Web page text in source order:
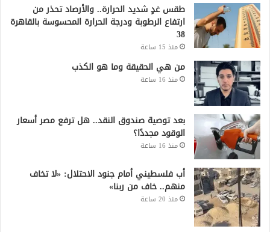
طقس غدٍ شديد الحرارة.. والأرصاد تحذر من
ارتفاع الرطوبة ودرجة الحرارة المحسوسة بالقاهرة
38
منذ 15 ساعة
من هي الحقيقة وما هو الكذب
منذ 16 ساعة
بعد توصية صندوق النقد.. هل ترفع مصر أسعار
الوقود مجددًا؟
منذ 16 ساعة
أب فلسطيني أمام جنود الاحتلال: «لا تخاف
منهم.. خاف من ربنا»
منذ 20 ساعة